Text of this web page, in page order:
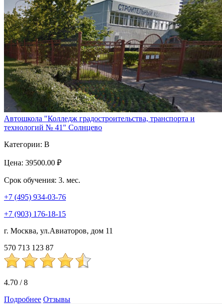
Автошкола "Колледж градостроительства, транспорта и
технологий № 41" Солнцево
Категории: B
Цена: 39500.00 ₽
Срок обучения: 3. мес.
+7 (495) 934-03-76
+7 (903) 176-18-15
г. Москва, ул.Авиаторов, дом 11
570 713 123 87
4.70 /8
Подробнее Отзывы